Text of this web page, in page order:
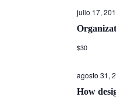
julio 17,
$30
agosto 31,
How